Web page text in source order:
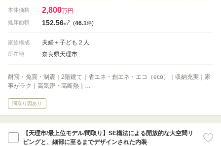
本体価格 2,800万円
延床面積 152.56m2 (46.1坪)
家族構成 夫婦＋子ども２人
所在地 奈良県天理市
耐震・免震・制震｜2階建て｜省エネ・創エネ・エコ（eco）｜収納充実｜家
事がラク｜高気密・高断熱｜…
間取り図あり
【天理市/最上位モデル/間取り】SE構法による開放的な大空間リ
ビングと、細部に至るまでデザインされた内装